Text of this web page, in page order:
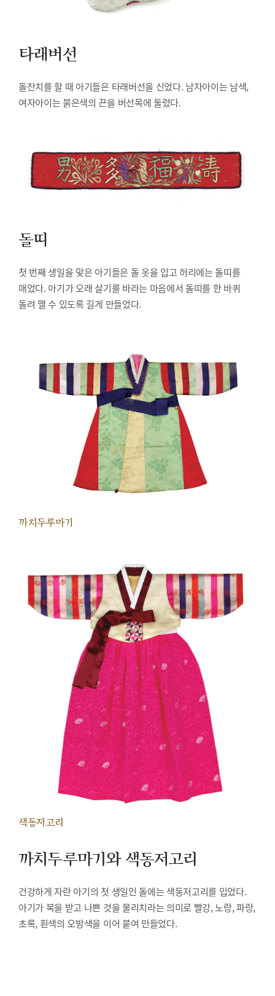
타래버선
돌잔치를 할 때 아기들은 타래버선을 신었다. 남자아이는 남색,
여자아이는 붉은색의 끈을 버선목에 둘렀다.
돌띠
첫 번째 생일을 맞은 아기들은 돌 옷을 입고 허리에는 돌띠를
매었다. 아기가 오래 살기를 바라는 마음에서 돌띠를 한 바퀴
돌려 맬 수 있도록 길게 만들었다.
까치두루마기
색동저고리
까치두루마기와 색동저고리
건강하게 자란 아기의 첫 생일인 돌에는 색동저고리를 입었다.
아기가 복을 받고 나쁜 것을 물리치라는 의미로 빨강, 노랑, 파랑,
초록, 흰색의 오방색을 이어 붙여 만들었다.